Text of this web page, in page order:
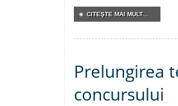
CITEŞTE MAI MULT...
Prelungirea
concursului